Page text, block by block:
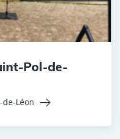
Pol-de-
Léon